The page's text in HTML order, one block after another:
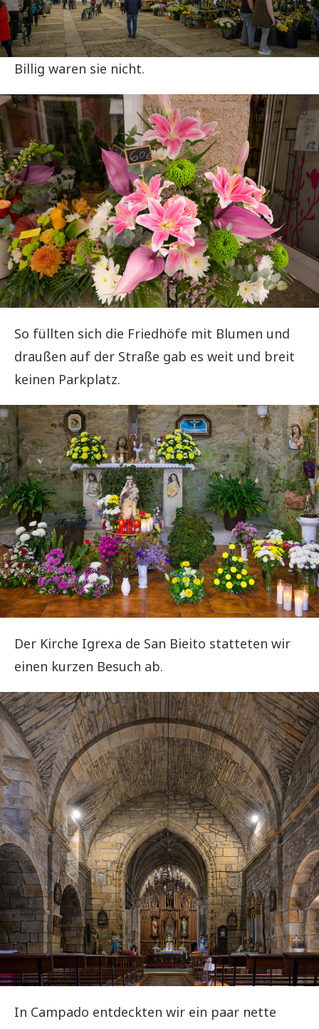
Billig waren sie nicht.
So füllten sich die Friedhöfe mit Blumen und
draußen auf der Straße gab es weit und breit
keinen Parkplatz.
Der Kirche Igrexa de San Bieito statteten wir
einen kurzen Besuch ab.
In Campado entdeckten wir ein paar nette